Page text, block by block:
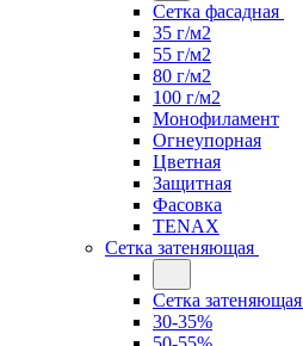
Сетка фасадная
35 г/м2
55 г/м2
80 г/м2
100 г/м2
Монофиламент
Огнеупорная
Цветная
Защитная
Фасовка
TENAX
Сетка затеняющая
Сетка затеняющая
30-35%